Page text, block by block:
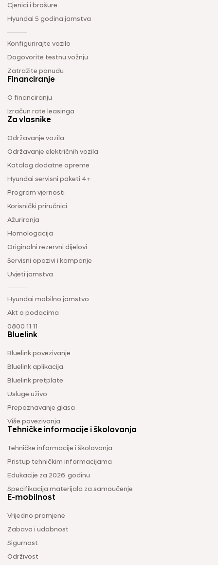
Cjenici i brošure
Hyundai 5 godina jamstva
Konfigurirajte vozilo
Dogovorite testnu vožnju
Zatražite ponudu
Financiranje
O financiranju
Izračun rate leasinga
Za vlasnike
Održavanje vozila
Održavanje električnih vozila
Katalog dodatne opreme
Hyundai servisni paketi 4+
Program vjernosti
Korisnički priručnici
Ažuriranja
Homologacija
Originalni rezervni dijelovi
Servisni opozivi i kampanje
Uvjeti jamstva
Hyundai mobilno jamstvo
Akt o podacima
0800 11 11
Bluelink
Bluelink povezivanje
Bluelink aplikacija
Bluelink pretplate
Usluge uživo
Prepoznavanje glasa
Više povezivanja
Tehničke informacije i školovanja
Tehničke informacije i školovanja
Pristup tehničkim informacijama
Edukacije za 2026. godinu
Specifikacija materijala za samoučenje
E-mobilnost
Vrijedno promjene
Zabava i udobnost
Sigurnost
Održivost